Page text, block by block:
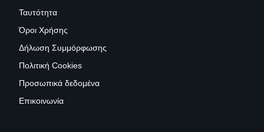
Ταυτότητα
Όροι Χρήσης
Δήλωση Συμμόρφωσης
Πολιτική Cookies
Προσωπικά δεδομένα
Επικοινωνία